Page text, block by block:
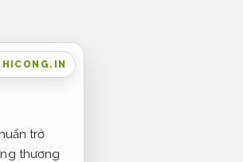
trở
thương